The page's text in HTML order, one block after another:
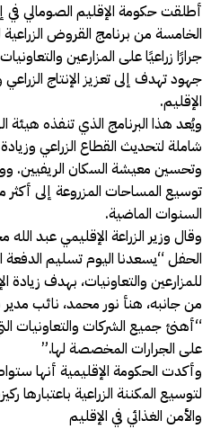
أطلقت حكومة الإقليم الصومالي في
جرارًا زراعيًا على المزارعين
جهود تهدف إلى تعزيز الإنتاج
الإقليم.
ويُعد هذا البرنامج الذي تنفذه هيئة
شاملة لتحديث القطاع الزراعي وزيادة
وتحسين معيشة السكان الريفيين.
السنوات الماضية.
وقال وزير الزراعة الإقليمي عبد
الحفل “يسعدنا اليوم تسليم الدفعة
للمزارعين والتعاونيات، بهدف زيادة
من جانبه، هنأ نور محمد، نائب
“أهنئ جميع الشركات
على الجرارات المخصصة لها.”
وأكدت الحكومة الإقليمية أنها
لتوسيع المكننة الزراعية باعتبارها
والأمن الغذائي في الإقليم